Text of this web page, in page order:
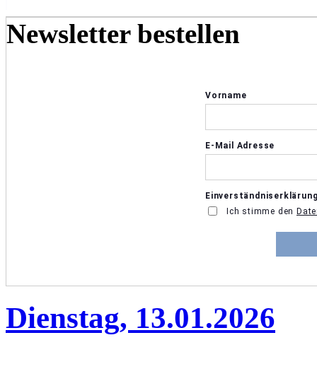
Newsletter bestellen
Dienstag, 13.01.2026